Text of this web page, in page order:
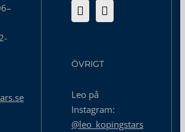
ÖVRIGT
Leo på
Instagram:
@leo_kopingstars